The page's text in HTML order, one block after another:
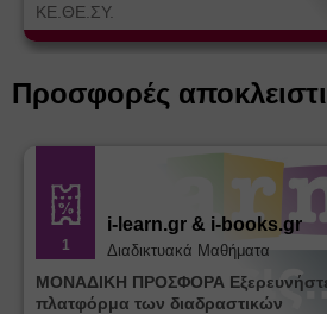
ΚΕ.ΘΕ.ΣΥ.
Προσφορές
1
i-learn.gr & i-books.gr
Διαδικτυακά Μαθήματα
ΜΟΝΑΔΙΚΗ ΠΡΟΣΦΟΡΑ
πλατφόρμα των διαδραστικών